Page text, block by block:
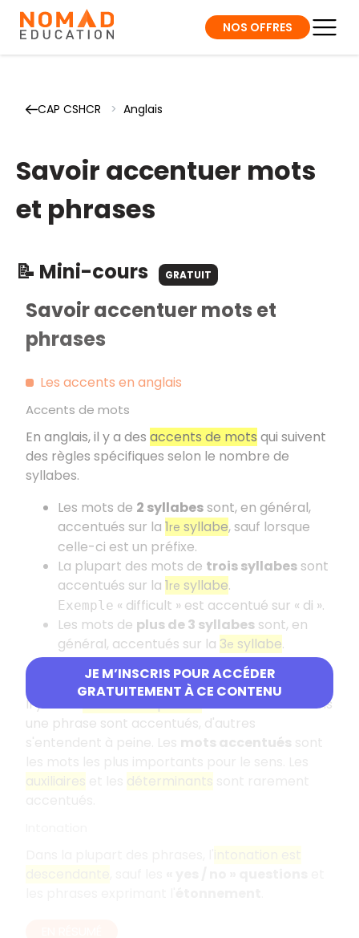
NOS OFFRES
CAP CSHCR > Anglais
Savoir accentuer mots
et phrases
📝 Mini-cours GRATUIT
JE M’INSCRIS POUR ACCÉDER
GRATUITEMENT À CE CONTENU
Savoir accentuer mots et
phrases
Les accents en anglais
Accents de mots
En anglais, il y a des accents de mots qui suivent
des règles spécifiques selon le nombre de
syllabes.
Les mots de 2 syllabessont, en général,
accentués sur la 1re syllabe, sauf lorsque
celle-ci est un préfixe.
La plupart des mots de trois syllabes sont
accentués sur la 1re syllabe.
Exemple « difficult » est accentué sur « di ».
Les mots de plus de 3 syllabes sont, en
général, accentués sur la 3e syllabe.
Accents de phrase
Il y a desaccents de phrase: certains mots dans
une phrase sont accentués, d'autres
s'entendent à peine. Les mots accentués sont
auxiliaires
déterminants